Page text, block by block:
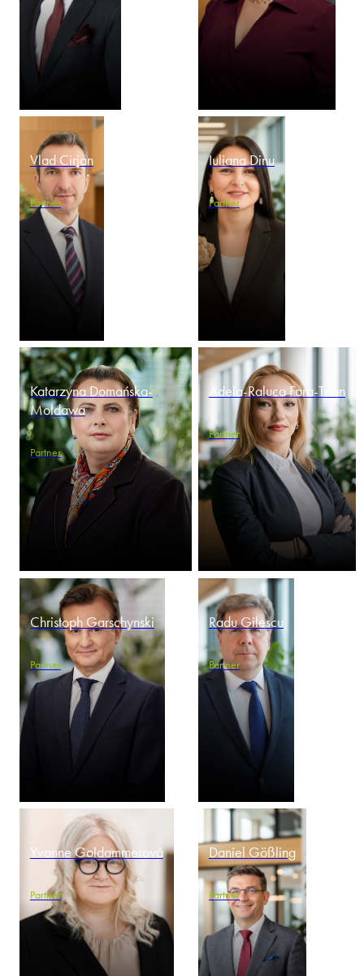
Vlad Cirjan
Partner
Iuliana Dinu
Partner
Katarzyna Domańska-
Mołdawa
Partner
Adela-Raluca Fara-Trion
Partner
Christoph Garschynski
Partner
Radu Gilescu
Partner
Yvonne Goldammerová
Partner
Daniel Gößling
Partner